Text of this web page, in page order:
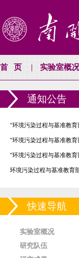
首页 实验室概况
通知公告
“环境污染过程与基准教育
“环境污染过程与基准教育
“环境污染过程与基准教育
环境污染过程与基准教育
快速导航
实验室概况
研究队伍